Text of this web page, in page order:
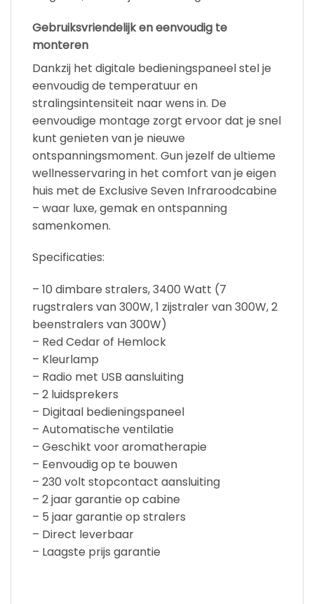
Gebruiksvriendelijk en eenvoudig te
monteren
Dankzij het digitale bedieningspaneel stel je
eenvoudig de temperatuur en
stralingsintensiteit naar wens in. De
eenvoudige montage zorgt ervoor dat je snel
kunt genieten van je nieuwe
ontspanningsmoment. Gun jezelf de ultieme
wellnesservaring in het comfort van je eigen
huis met de Exclusive Seven Infraroodcabine
– waar luxe, gemak en ontspanning
samenkomen.
Specificaties:
– 10 dimbare stralers, 3400 Watt (7
rugstralers van 300W, 1 zijstraler van 300W, 2
beenstralers van 300W)
– Red Cedar of Hemlock
– Kleurlamp
– Radio met USB aansluiting
– 2 luidsprekers
– Digitaal bedieningspaneel
– Automatische ventilatie
– Geschikt voor aromatherapie
– Eenvoudig op te bouwen
– 230 volt stopcontact aansluiting
– 2 jaar garantie op cabine
– 5 jaar garantie op stralers
– Direct leverbaar
– Laagste prijs garantie